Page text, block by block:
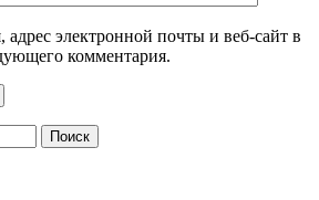
электронной почты и веб-сайт в
комментария.